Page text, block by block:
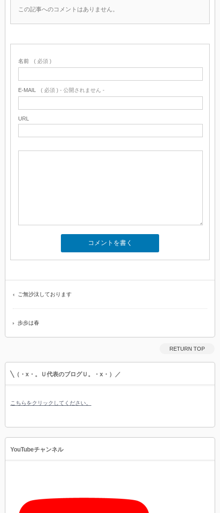
この記事へのコメントはありません。
名前 ( 必須 )
E-MAIL ( 必須 ) - 公開されません -
URL
ご無沙汰しております
歩歩は春
RETURN TOP
╲（・x・。Ｕ代表のブログＵ。・x・）／
こちらをクリックしてください。
YouTubeチャンネル